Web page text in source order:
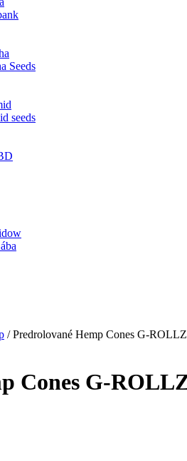
Seeds
seeds
/ Predrolované Hemp Cones G-
Cones G-